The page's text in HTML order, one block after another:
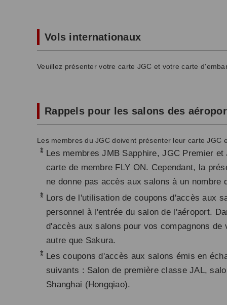
Vols internationaux
Veuillez présenter votre carte JGC et votre carte
Rappels pour les salons des
Les membres du JGC doivent présenter leur carte
* Les membres JMB Sapphire, JGC Premier
carte de membre FLY ON. Cependant, la
ne donne pas accès aux salons à un
* Lors de l'utilisation de coupons d'accès aux
personnel à l'entrée du salon de l'aéroport.
d'accès aux salons pour vos compagnons
autre que Sakura.
* Les coupons d'accès aux salons émis en
suivants : Salon de première classe JAL,
Shanghai (Hongqiao).